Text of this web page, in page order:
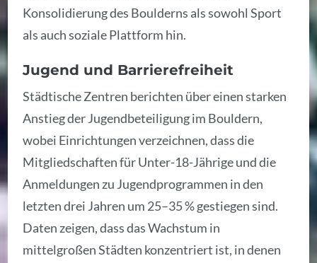
Konsolidierung des Boulderns als sowohl Sport
als auch soziale Plattform hin.
Jugend und Barrierefreiheit
Städtische Zentren berichten über einen starken
Anstieg der Jugendbeteiligung im Bouldern,
wobei Einrichtungen verzeichnen, dass die
Mitgliedschaften für Unter-18-Jährige und die
Anmeldungen zu Jugendprogrammen in den
letzten drei Jahren um 25–35 % gestiegen sind.
Daten zeigen, dass das Wachstum in
mittelgroßen Städten konzentriert ist, in denen